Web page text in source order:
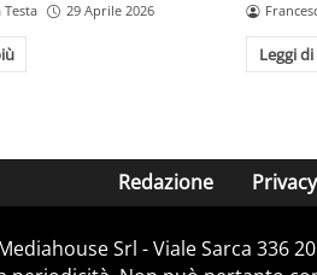
Testa 29 Aprile 2026
Leggi
Redazione
Srl - Viale Sarca 336